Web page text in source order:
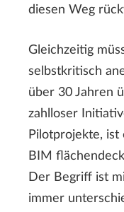
diesen Weg
Gleichzeitig
selbstkritisch
über 30 Jahren
zahlloser
Pilotprojekte, ist
BIM
Der Begriff ist
immer